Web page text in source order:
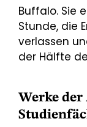
Buffalo. Sie
Stunde, die
verlassen
der Hälfte
Werke